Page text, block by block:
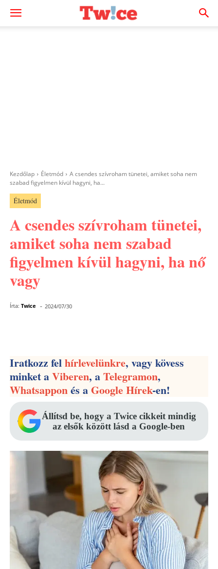
Kezdőlap Életmód
A csendes szívroham tünetei, amiket soha nem
szabad figyelmen kívül hagyni, ha...
Életmód
A csendes szívroham tünetei,
amiket soha nem szabad
figyelmen kívül hagyni, ha nő
vagy
Írta: Twice - 2024/07/30
Iratkozz felhírlevelünkre, vagy kövess
minket aViberen, aTelegramon,
Whatsapponés aGoogle Hírek-en!
Állítsd be, hogy a Twice cikkeit mindig
az elsők között lásd a Google-ben